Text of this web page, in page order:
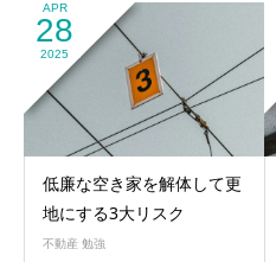
APR
28
2025
低廉な空き家を解体して更
地にする3大リスク
不動産 勉強